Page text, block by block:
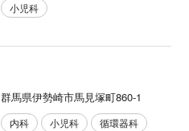
小児科
群馬県伊勢崎市馬見塚町860-1
内科 小児科 循環器科